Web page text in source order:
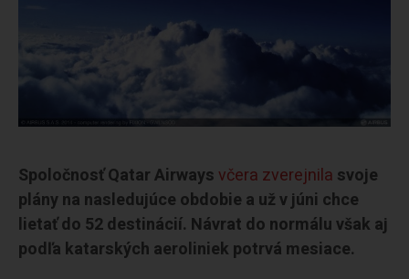
Spoločnosť Qatar Airways včera zverejnila svoje
plány na nasledujúce obdobie a už v júni chce
lietať do 52 destinácií. Návrat do normálu však aj
podľa katarských aeroliniek potrvá mesiace.